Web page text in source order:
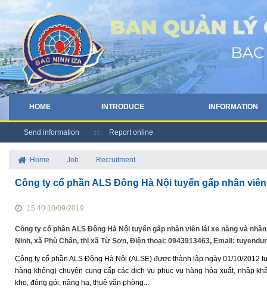
HOME INTRODUCE INFORMATION
Send information Report online
Home Job Recruitment
Công ty cổ phần ALS Đông Hà Nội tuyển gấp nhân
15:40 10/09/2019
Công ty cổ phần ALS Đông Hà Nội tuyển gấp nhân viên lái xe nâng và
Ninh, xã Phù Chẩn, thị xã Từ Sơn, Điện thoại: 0943913463, Email:
Công ty cổ phần ALS Đông Hà Nội (ALSE) được thành lập ngày 01/10/2012
hàng không) chuyên cung cấp các dịch vụ phục vụ hàng hóa xuất, nhập
kho, đóng gói, nâng hạ, thuê văn phòng...